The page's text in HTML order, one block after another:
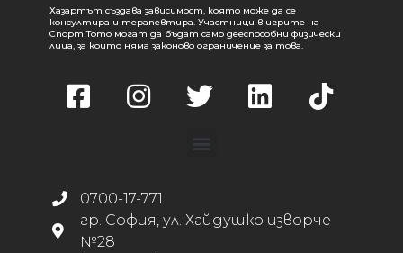
Хазартът създава зависимост, която може да се
консултира и терапевтира. Участници в игрите на
Спорт Тото могат да бъдат само дееспособни физически
лица, за които няма законово ограничение за това.
0700-17-771
гр. София, ул. Хайдушко изворче
№28